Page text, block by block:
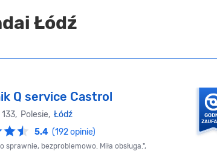
Łódź
Q service Castrol
Polesie, Łódź
5.4 (192 opinie)
sprawnie, bezproblemowo. Miła obsługa.",